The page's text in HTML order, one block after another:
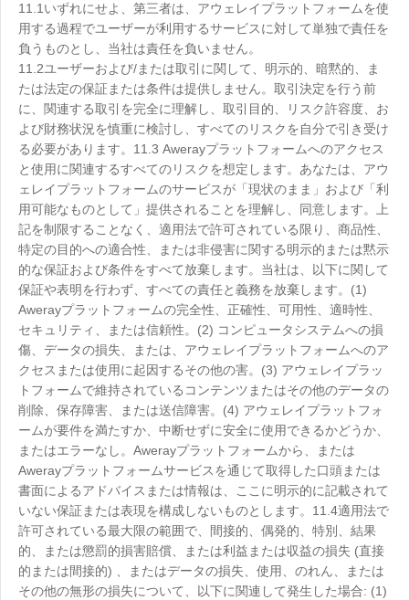
11.1いずれにせよ、第三者は、アウェレイプラットフォームを使
用する過程でユーザーが利用するサービスに対して単独で責任を
負うものとし、当社は責任を負いません。
11.2ユーザーおよび/または取引に関して、明示的、暗黙的、ま
たは法定の保証または条件は提供しません。取引決定を行う前
に、関連する取引を完全に理解し、取引目的、リスク許容度、お
よび財務状況を慎重に検討し、すべてのリスクを自分で引き受け
る必要があります。11.3 Awerayプラットフォームへのアクセス
と使用に関連するすべてのリスクを想定します。あなたは、アウ
ェレイプラットフォームのサービスが「現状のまま」および「利
用可能なものとして」提供されることを理解し、同意します。上
記を制限することなく、適用法で許可されている限り、商品性、
特定の目的への適合性、または非侵害に関する明示的または黙示
的な保証および条件をすべて放棄します。当社は、以下に関して
保証や表明を行わず、すべての責任と義務を放棄します。(1)
Awerayプラットフォームの完全性、正確性、可用性、適時性、
セキュリティ、または信頼性。(2) コンピュータシステムへの損
傷、データの損失、または、アウェレイプラットフォームへのア
クセスまたは使用に起因するその他の害。(3) アウェレイプラッ
トフォームで維持されているコンテンツまたはその他のデータの
削除、保存障害、または送信障害。(4) アウェレイプラットフォ
ームが要件を満たすか、中断せずに安全に使用できるかどうか、
またはエラーなし。Awerayプラットフォームから、または
Awerayプラットフォームサービスを通じて取得した口頭または
書面によるアドバイスまたは情報は、ここに明示的に記載されて
いない保証または表現を構成しないものとします。11.4適用法で
許可されている最大限の範囲で、間接的、偶発的、特別、結果
的、または懲罰的損害賠償、または利益または収益の損失 (直接
的または間接的) 、またはデータの損失、使用、のれん、または
その他の無形の損失について、以下に関連して発生した場合: (1)